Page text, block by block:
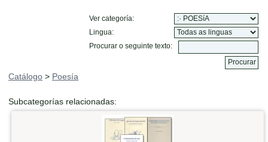
Ver categoría:
Lingua:
Procurar o seguinte texto:
Catálogo > Poesía
Subcategorías relacionadas: